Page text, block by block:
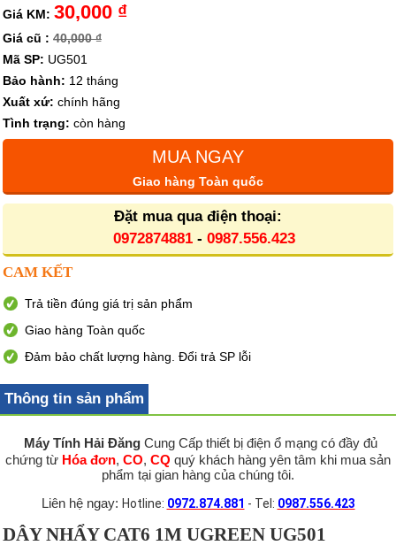
Giá KM: 30,000 ₫
Giá cũ : 40,000 ₫
Mã SP: UG501
Bảo hành: 12 tháng
Xuất xứ: chính hãng
Tình trạng: còn hàng
MUA NGAY
Giao hàng Toàn quốc
Đặt mua qua điện thoại:
0972874881- 0987.556.423
CAM KẾT
Trả tiền đúng giá trị sản phẩm
Giao hàng Toàn quốc
Đảm bảo chất lượng hàng. Đổi trả SP lỗi
Thông tin sản phẩm
Máy Tính Hải ĐăngCung Cấp thiết bị điện ổ mạng có đầy đủ
chứng từ Hóa đơn, CO, CQ quý khách hàng yên tâm khi mua sản
phẩm tại gian hàng của chúng tôi.
Liên hệ ngay: Hotline: 0972.874.881 - Tel: 0987.556.423
DÂY NHẨY CAT6 1M UGREEN UG501